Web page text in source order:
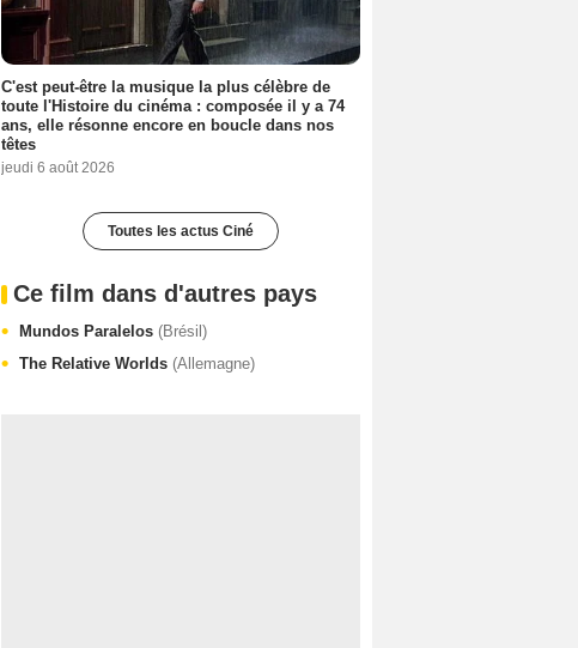
C'est peut-être la musique la plus célèbre de
toute l'Histoire du cinéma : composée il y a 74
ans, elle résonne encore en boucle dans nos
têtes
jeudi 6 août 2026
Toutes les actus Ciné
Ce film dans d'autres pays
Mundos Paralelos (Brésil)
The Relative Worlds (Allemagne)